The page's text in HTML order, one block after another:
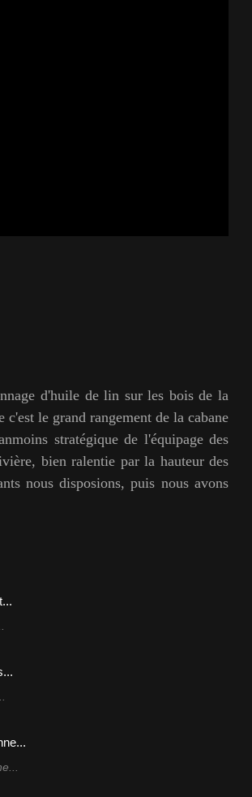
d'huile de lin sur les bois de la
le grand rangement de la cabane
stratégique de l'équipage des
bien ralentie par la hauteur des
nous disposions, puis nous avons